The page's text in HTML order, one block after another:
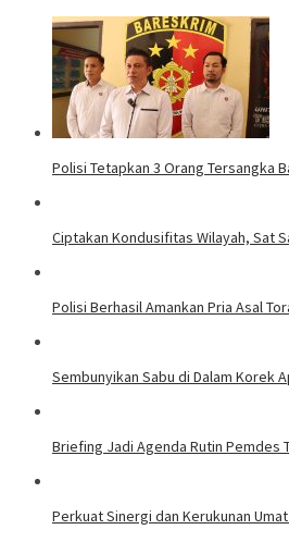
Polisi Tetapkan 3 Orang Tersangka
Ciptakan Kondusifitas Wilayah, Sat
Polisi Berhasil Amankan Pria Asal
Sembunyikan Sabu di Dalam Korek
Briefing Jadi Agenda Rutin Pemdes
Perkuat Sinergi dan Kerukunan